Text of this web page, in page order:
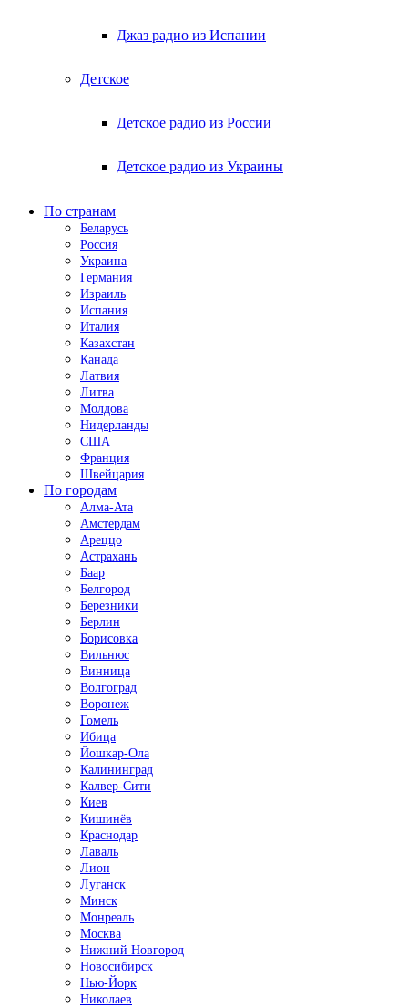
Джаз радио из Испании
Детское
Детское радио из России
Детское радио из Украины
По странам
Беларусь
Россия
Украина
Германия
Израиль
Испания
Италия
Казахстан
Канада
Латвия
Литва
Молдова
Нидерланды
США
Франция
Швейцария
По городам
Алма-Ата
Амстердам
Ареццо
Астрахань
Баар
Белгород
Березники
Берлин
Борисовка
Вильнюс
Винница
Волгоград
Воронеж
Гомель
Ибица
Йошкар-Ола
Калининград
Калвер-Сити
Киев
Кишинёв
Краснодар
Лаваль
Лион
Луганск
Минск
Монреаль
Москва
Нижний Новгород
Новосибирск
Нью-Йорк
Николаев